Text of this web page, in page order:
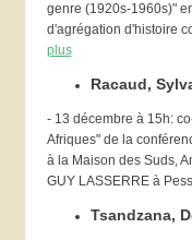
genre (1920s-1960s)"
d'agrégation d'histoire
plus
Racaud,
- 13 décembre à 15h:
Afriques" de la
à la Maison des Suds,
GUY LASSERRE à
Tsandzana,